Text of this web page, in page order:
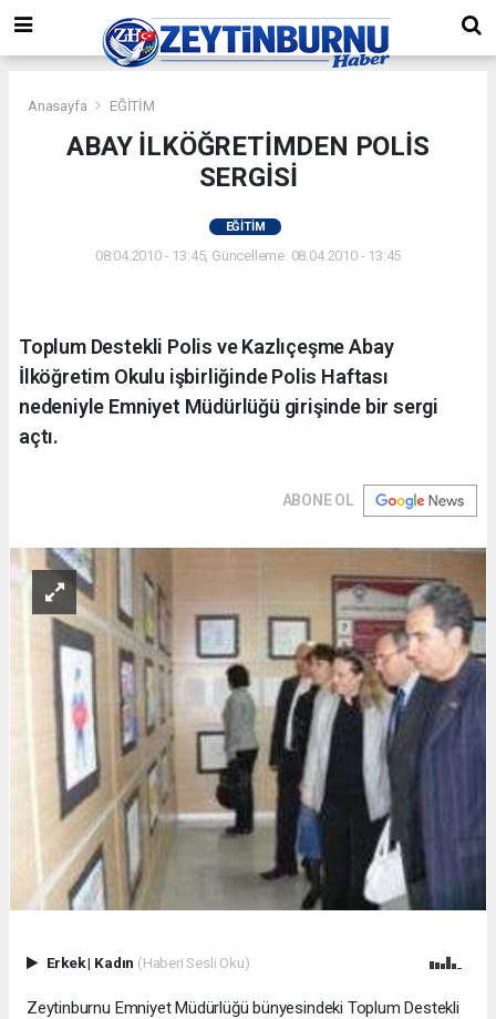
Anasayfa EĞİTİM
ABAY İLKÖĞRETİMDEN POLİS
SERGİSİ
EĞİTİM
08.04.2010 - 13:45, Güncelleme: 08.04.2010 - 13:45
Toplum Destekli Polis ve Kazlıçeşme Abay
İlköğretim Okulu işbirliğinde Polis Haftası
nedeniyle Emniyet Müdürlüğü girişinde bir sergi
açtı.
ABONE OL
Erkek| Kadın (Haberi Sesli Oku)
Zeytinburnu Emniyet Müdürlüğü bünyesindeki Toplum Destekli